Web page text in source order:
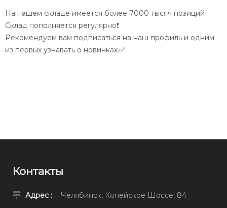
На нашем складе имеется более 7000 тысяч позиций
Склад пополняется регулярно❗️
Рекомендуем вам подписаться на наш профиль и одним
из первых узнавать о новинках.✅
Контакты
Адрес : г. Челябинск, Копейское Шоссе, 84